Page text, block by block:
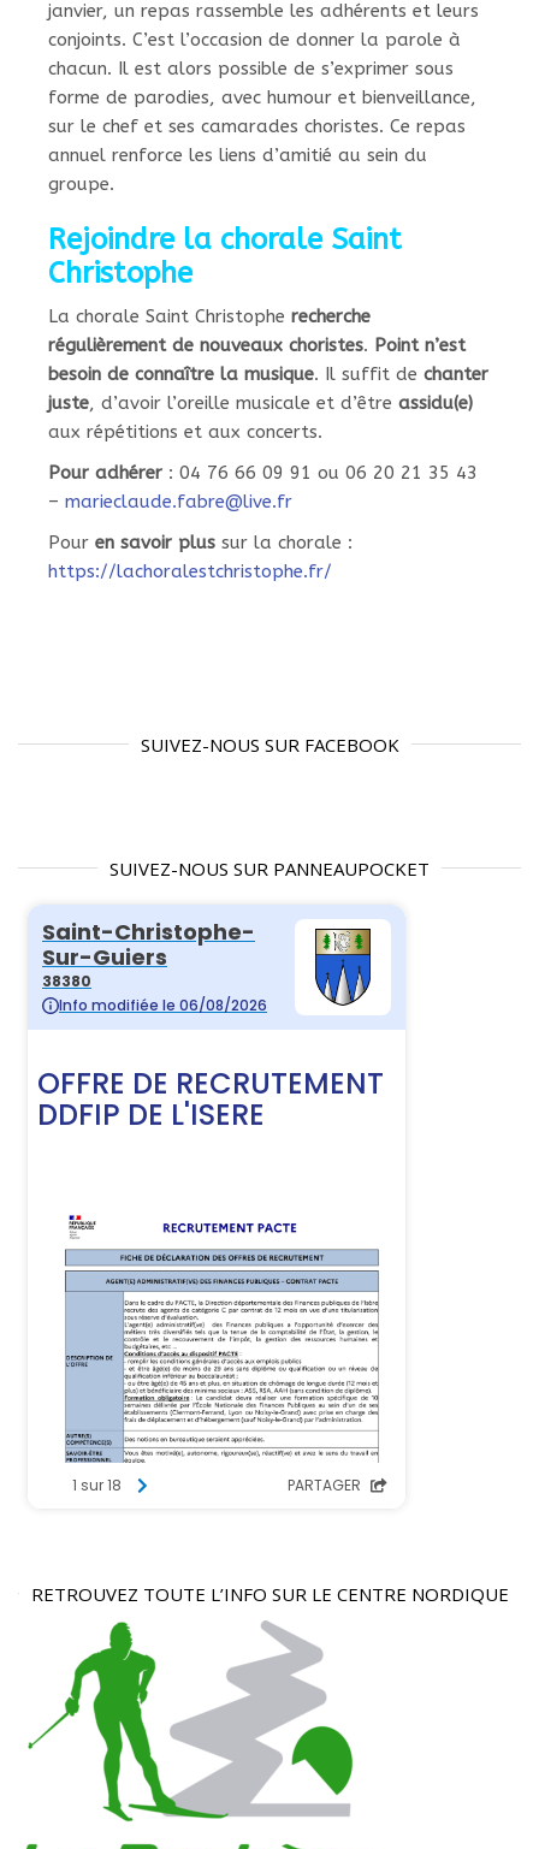
janvier, un repas rassemble les adhérents et leurs
conjoints. C’est l’occasion de donner la parole à
chacun. Il est alors possible de s’exprimer sous
forme de parodies, avec humour et bienveillance,
sur le chef et ses camarades choristes. Ce repas
annuel renforce les liens d’amitié au sein du
groupe.
Rejoindre la chorale Saint
Christophe
La chorale Saint Christophe recherche
régulièrement de nouveaux choristes. Point n’est
besoin de connaître la musique. Il suffit de chanter
juste, d’avoir l’oreille musicale et d’être assidu(e)
aux répétitions et aux concerts.
Pour adhérer : 04 76 66 09 91 ou 06 20 21 35 43
– marieclaude.fabre@live.fr
Pour en savoir plus sur la chorale :
https://lachoralestchristophe.fr/
SUIVEZ-NOUS SUR FACEBOOK
SUIVEZ-NOUS SUR PANNEAUPOCKET
RETROUVEZ TOUTE L’INFO SUR LE CENTRE NORDIQUE